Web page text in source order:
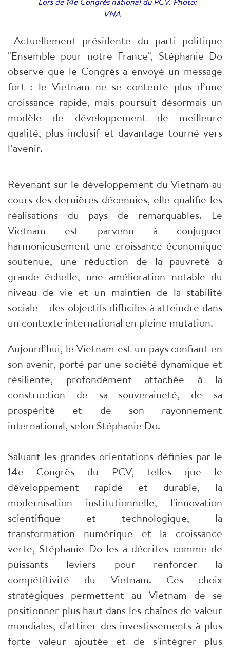
VNA
Actuellement présidente du parti politique
"Ensemble pour notre France", Stéphanie Do
observe que le Congrès a envoyé un message
fort : le Vietnam ne se contente plus d’une
croissance rapide, mais poursuit désormais un
modèle de développement de meilleure
qualité, plus inclusif et davantage tourné vers
l’avenir.
Revenant sur le développement du Vietnam au
cours des dernières décennies, elle qualifie les
réalisations du pays de remarquables. Le
Vietnam est parvenu à conjuguer
harmonieusement une croissance économique
soutenue, une réduction de la pauvreté à
grande échelle, une amélioration notable du
niveau de vie et un maintien de la stabilité
sociale – des objectifs difficiles à atteindre dans
un contexte international en pleine mutation.
Aujourd’hui, le Vietnam est un pays confiant en
son avenir, porté par une société dynamique et
résiliente, profondément attachée à la
construction de sa souveraineté, de sa
prospérité et de son rayonnement
international, selon Stéphanie Do.
Saluant les grandes orientations définies par le
14e Congrès du PCV, telles que le
développement rapide et durable, la
modernisation institutionnelle, l'innovation
scientifique et technologique, la
transformation numérique et la croissance
verte, Stéphanie Do les a décrites comme de
puissants leviers pour renforcer la
compétitivité du Vietnam. Ces choix
stratégiques permettent au Vietnam de se
positionner plus haut dans les chaînes de valeur
mondiales, d'attirer des investissements à plus
forte valeur ajoutée et de s'intégrer plus